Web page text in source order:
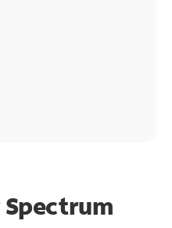
Spectrum